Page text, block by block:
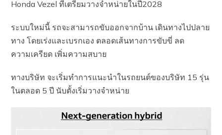
Honda Vezel ที่เตรียมวางจำหน่ายในปี2028
ระบบใหม่นี้ รถจะสามารถขับออกจากบ้าน เดินทางไปปลาย
ทาง โดยเร่งและเบรกเอง ตลอดเส้นทางการขับขี่ ลด
ความเครียด เพิ่มความสบาย
ทางบริษัท จะเริ่มทำการแนะนำในรถยนต์ของบริษัท 15 รุ่น
ในตลอด 5 ปี นับตั้งเริ่มวางจำหน่าย